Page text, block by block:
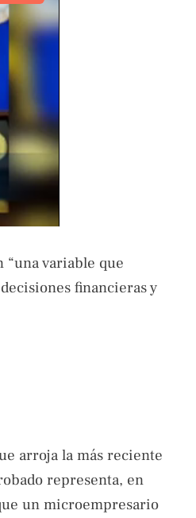
“una variable que
financieras y
arroja la más reciente
representa, en
un microempresario